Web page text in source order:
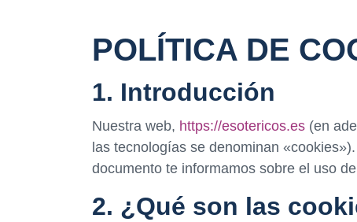
POLÍTICA DE
1. Introducción
Nuestra web, https://esotericos.es (en
las tecnologías se denominan
documento te informamos sobre el uso
2. ¿Qué son las